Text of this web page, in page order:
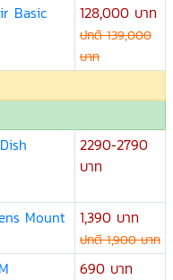
Basic
128,000 บาท
ปกติ 139,000
บาท
2290-2790
บาท
Mount 1,390 บาท
ปกติ 1,900 บาท
690 บาท